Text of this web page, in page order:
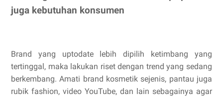
juga kebutuhan konsumen
Brand yang uptodate lebih dipilih ketimbang yang
tertinggal, maka lakukan riset dengan trend yang sedang
berkembang. Amati brand kosmetik sejenis, pantau juga
rubik fashion, video YouTube, dan lain sebagainya agar